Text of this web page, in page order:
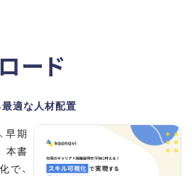
ード
適な人材配置
早期
本書
で、